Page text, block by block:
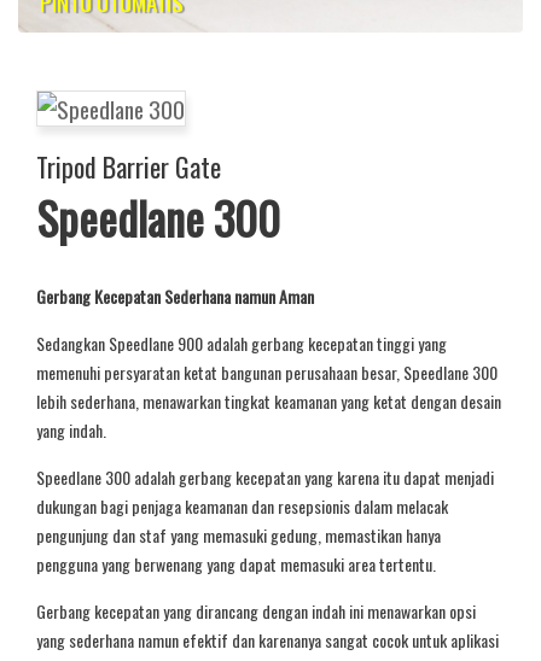
Tripod Barrier Gate
Speedlane 300
Gerbang Kecepatan Sederhana namun Aman
Sedangkan Speedlane 900 adalah gerbang kecepatan tinggi yang
memenuhi persyaratan ketat bangunan perusahaan besar, Speedlane 300
lebih sederhana, menawarkan tingkat keamanan yang ketat dengan desain
yang indah.
Speedlane 300 adalah gerbang kecepatan yang karena itu dapat menjadi
dukungan bagi penjaga keamanan dan resepsionis dalam melacak
pengunjung dan staf yang memasuki gedung, memastikan hanya
pengguna yang berwenang yang dapat memasuki area tertentu.
Gerbang kecepatan yang dirancang dengan indah ini menawarkan opsi
yang sederhana namun efektif dan karenanya sangat cocok untuk aplikasi